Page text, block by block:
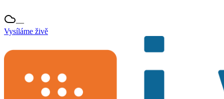
—
Vysíláme živě